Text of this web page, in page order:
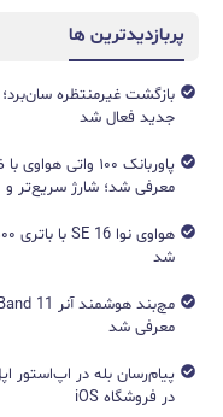
پربازدیدترین ها
بازگشت غیرمنتظره
جدید فعال شد
معرفی شد؛ شارژ سریع‌تر و
شد
معرفی شد
پیام‌رسان بله در
در فروشگاه iOS